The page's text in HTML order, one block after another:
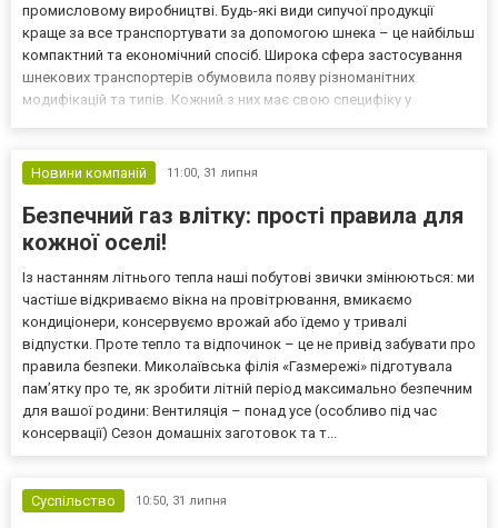
промисловому виробництві. Будь-які види сипучої продукції
краще за все транспортувати за допомогою шнека – це найбільш
компактний та економічний спосіб. Широка сфера застосування
шнекових транспортерів обумовила появу різноманітних
модифікацій та типів. Кожний з них має свою специфіку у
Новини компаній
11:00, 31 липня
Безпечний газ влітку: прості правила для
кожної оселі!
Із настанням літнього тепла наші побутові звички змінюються: ми
частіше відкриваємо вікна на провітрювання, вмикаємо
кондиціонери, консервуємо врожай або їдемо у тривалі
відпустки. Проте тепло та відпочинок – це не привід забувати про
правила безпеки. Миколаївська філія «Газмережі» підготувала
пам’ятку про те, як зробити літній період максимально безпечним
для вашої родини: Вентиляція – понад усе (особливо під час
консервації) Сезон домашніх заготовок та т...
Суспільство 10:50, 31 липня